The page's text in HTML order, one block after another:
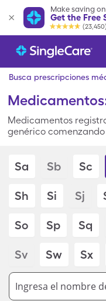
Make saving
Get the Free
Busca prescripciones
Medicamentos
genérico
Sa Sb Sc
Sh Si Sj
So Sp Sq
Sv Sw Sx
Ingresa el nombre